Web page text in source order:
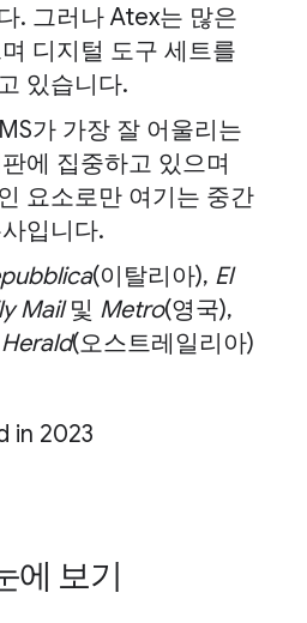
. 그러나 Atex는 많은
디지털 도구 세트를
있습니다.
가 가장 잘 어울리는
에 집중하고 있으며
요소로만 여기는 중간
입니다.
(이탈리아), El
Mail및 Metro(영국),
(오스트레일리아)
in 2023
에 보기